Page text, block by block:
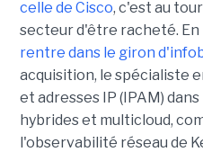
celle de Cisco, c'est au
secteur d'être racheté.
rentre dans le giron
acquisition, le spécialiste
et adresses IP (IPAM)
hybrides et multicloud,
l'observabilité réseau de